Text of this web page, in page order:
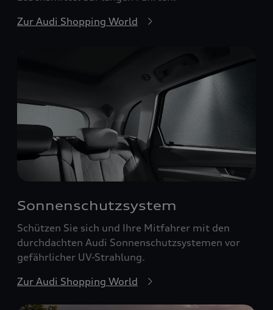
Zur Audi Shopping World
Sonnenschutzsystem
Schützen Sie sich und Ihre Mitfahrer mit den
durchdachten Audi Sonnenschutzsystemen vor
gefährlicher UV-Strahlung.
Zur Audi Shopping World